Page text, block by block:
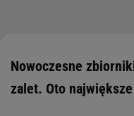
Nowoczesne
zalet. Oto